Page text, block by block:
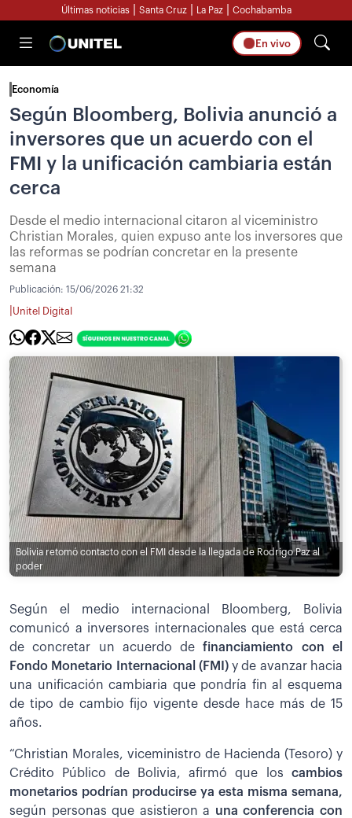
Últimas noticias Santa Cruz La Paz Cochabamba
En vivo
Economía
Según Bloomberg, Bolivia anunció a
inversores que un acuerdo con el
FMI y la unificación cambiaria están
cerca
Desde el medio internacional citaron al viceministro
Christian Morales, quien expuso ante los inversores que
las reformas se podrían concretar en la presente
semana
Publicación: 15/06/2026 21:32
Unitel Digital
Bolivia retomó contacto con el FMI desde la llegada de Rodrigo Paz al
poder
Según el medio internacional Bloomberg, Bolivia
comunicó a inversores internacionales que está cerca
de concretar un acuerdo definanciamiento con el
Fondo Monetario Internacional (FMI)y de avanzar hacia
una unificación cambiaria que pondría fin al esquema
de tipo de cambio fijo vigente desde hace más de 15
años.
“Christian Morales, viceministro de Hacienda (Tesoro) y
Crédito Público de Bolivia, afirmó que los cambios
monetarios podrían producirse ya esta misma semana,
según personas que asistieron a una conferencia con